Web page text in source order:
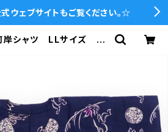
ウェブサイトもご覧ください。☆
岸シャツ LLサイズ 国
通り 港町 | 魚河岸シ
いち屋・通販サイト